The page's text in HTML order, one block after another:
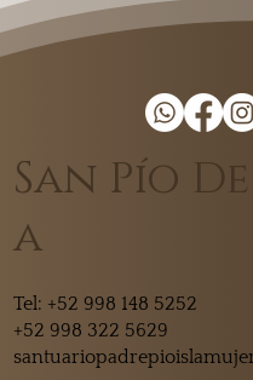
San Pío
a
Tel: +52 998 148 5252
+52 998 322 5629